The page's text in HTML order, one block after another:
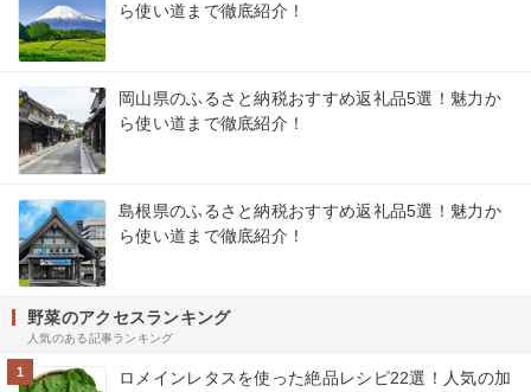
ら使い道まで徹底紹介！
岡山県のふるさと納税おすすめ返礼品5選！魅力か
ら使い道まで徹底紹介！
島根県のふるさと納税おすすめ返礼品5選！魅力か
ら使い道まで徹底紹介！
野菜のアクセスランキング
人気のある記事ランキング
1
ロメインレタスを使った絶品レシピ22選！人気の加